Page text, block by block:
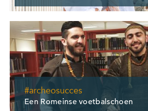
#archeosucces
Een Romeinse voetbalschoen